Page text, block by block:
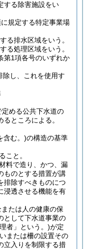
る除害施設をい
規定する特定事業場
排水区域をいう。
処理区域をいう。
1項各号のいずれか
し、これを使用す
める公共下水道の
ところによる。
含む。)の構造の基準
こと。
料で造り、かつ、漏
ものとする措置が講
排除すべきものにつ
浸透させる機能を有
たは人の健康の保
として下水道事業の
者」という。)が定
または柵の設置その
立入りを制限する措